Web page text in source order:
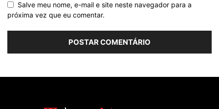
Salve meu nome, e-mail e site neste navegador para a
próxima vez que eu comentar.